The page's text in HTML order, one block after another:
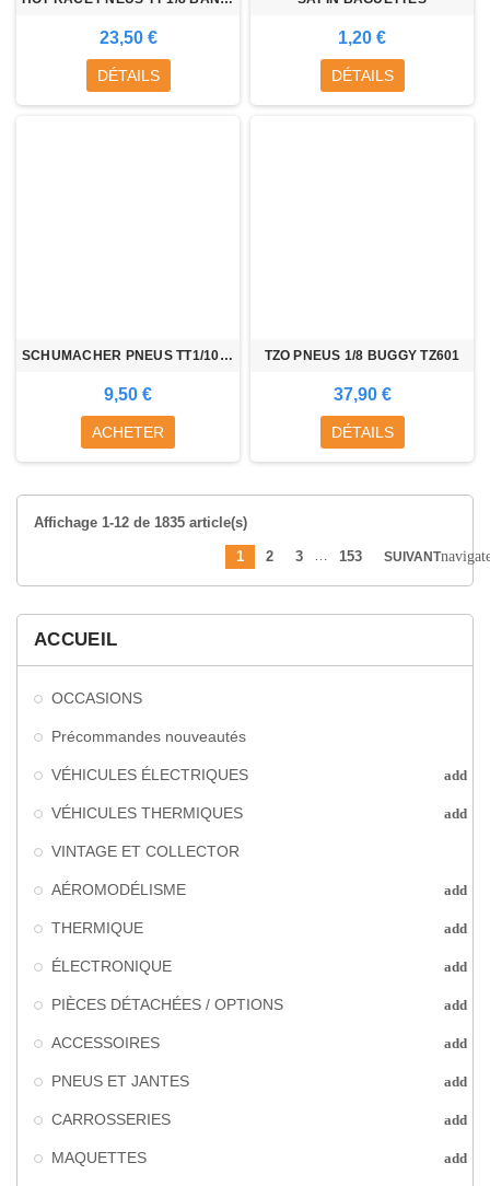
ACCUEIL
OCCASIONS
Précommandes nouveautés
VÉHICULES ÉLECTRIQUES add
VÉHICULES THERMIQUES add
VINTAGE ET COLLECTOR
AÉROMODÉLISME add
THERMIQUE add
ÉLECTRONIQUE add
PIÈCES DÉTACHÉES / OPTIONS add
ACCESSOIRES add
PNEUS ET JANTES add
CARROSSERIES add
MAQUETTES add
23,50 €
DÉTAILS
1,20 €
DÉTAILS
SCHUMACHER PNEUS TT1/10 AV CACTUS
9,50 €
ACHETER
TZO PNEUS 1/8 BUGGY TZ601
37,90 €
DÉTAILS
Affichage 1-12 de 1835 article(s)
1 2 3 … 153 SUIVANT